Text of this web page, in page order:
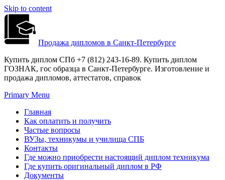
Skip to content
Продажа дипломов в Санкт-Петербурге
Купить диплом СПб +7 (812) 243-16-89. Купить диплом
ГОЗНАК, гос образца в Санкт-Петербурге. Изготовление и
продажа дипломов, аттестатов, справок
Primary Menu
Главная
Как оплатить и получить
Частые вопросы
ВУЗы, техникумы и училища СПБ
Контакты
Где можно приобрести настоящий диплом техникума
Где купить оригинальный диплом в РФ
Документы